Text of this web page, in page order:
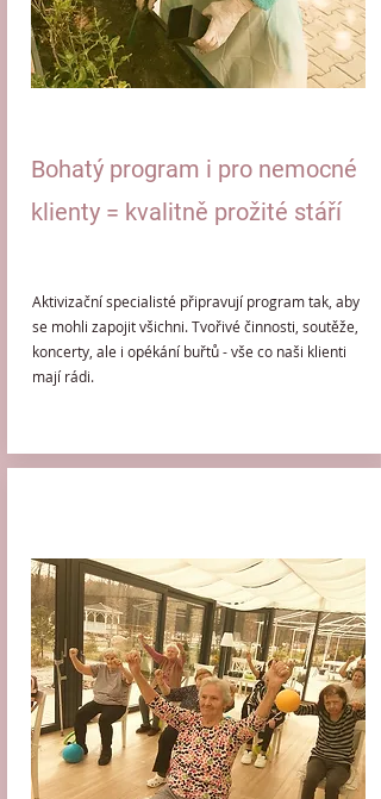
Bohatý program i pro nemocné
klienty = kvalitně prožité stáří
Aktivizační specialisté připravují program tak, aby
se mohli zapojit všichni. Tvořivé činnosti, soutěže,
koncerty, ale i opékání buřtů - vše co naši klienti
mají rádi.